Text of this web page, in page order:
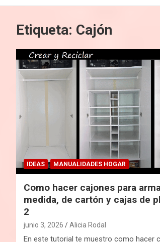
Etiqueta: Cajón
IDEAS MANUALIDADES HOGAR
Como hacer cajones para
medida, de cartón y cajas de
2
junio 3, 2026 Alicia Rodal
En este tutorial te muestro como hacer